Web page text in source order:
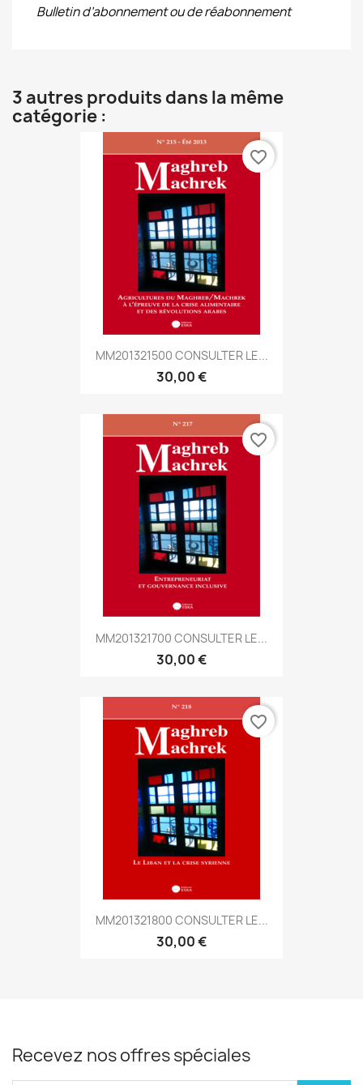
Bulletin d’abonnement ou de réabonnement
3 autres produits dans la même
catégorie :
MM201321500 CONSULTER LE...
30,00 €
favorite_border
MM201321700 CONSULTER LE...
30,00 €
favorite_border
MM201321800 CONSULTER LE...
30,00 €
favorite_border
Recevez nos offres spéciales